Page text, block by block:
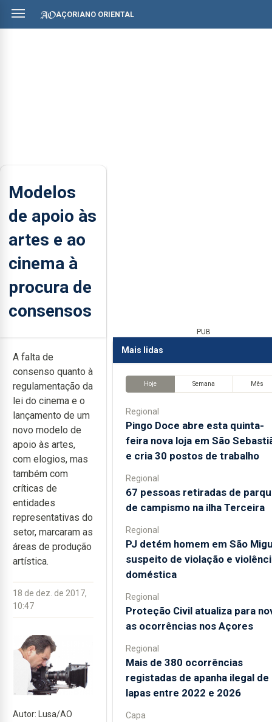
AÇORIANO ORIENTAL
Modelos
de apoio às
artes e ao
cinema à
procura de
consensos
A falta de
consenso quanto à
regulamentação da
lei do cinema e o
lançamento de um
novo modelo de
apoio às artes,
com elogios, mas
também com
críticas de
entidades
representativas do
setor, marcaram as
áreas de produção
artística.
18 de dez. de 2017,
10:47
Autor: Lusa/AO
PUB
Mais lidas
Hoje Semana Mês
Regional
Pingo Doce abre esta quinta-
feira nova loja em São
e cria 30 postos de trabalho
Regional
67 pessoas retiradas de
de campismo na ilha Terceira
Regional
PJ detém homem em São
suspeito de violação e
doméstica
Regional
Proteção Civil atualiza para
as ocorrências nos Açores
Regional
Mais de 380 ocorrências
registadas de apanha ilegal de
lapas entre 2022 e 2026
Capa